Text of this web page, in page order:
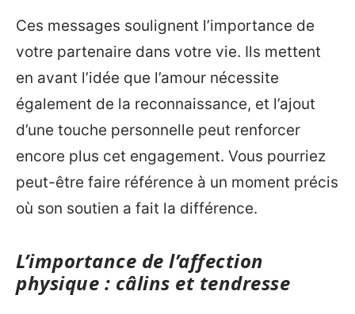
Ces messages soulignent l’importance de
votre partenaire dans votre vie. Ils mettent
en avant l’idée que l’amour nécessite
également de la reconnaissance, et l’ajout
d’une touche personnelle peut renforcer
encore plus cet engagement. Vous pourriez
peut-être faire référence à un moment précis
où son soutien a fait la différence.
L’importance de l’affection
physique : câlins et tendresse